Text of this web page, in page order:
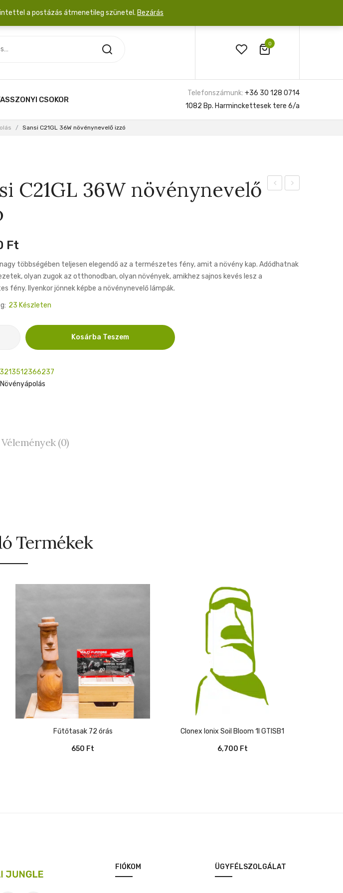
posta!
0
CSOKOR
Telefonszámunk: +36 30 128 0714
1082 Bp. Harminckettesek tere 6/a
/ Sansi C21GL 36W növénynevelő izzó
C21GL 36W növénynevelő
Ft
többségében teljesen elegendő az a természetes fény, amit a növény kap. Adódhatnak
olyan zugok az otthonodban, olyan növények, amikhez sajnos kevés lesz a
fény. Ilyenkor jönnek képbe a növénynevelő lámpák.
23 Készleten
Kosárba Teszem
3213512366237
Növényápolás
Vélemények (0)
Termékek
Fűtőtasak 72 órás
650 Ft
Clonex Ionix Soil Bloom 1l GTISB1
6,700 Ft
FIÓKOM ÜGYFÉLSZOLGÁLAT
a postázás átmenetileg szünetel. Bezárás